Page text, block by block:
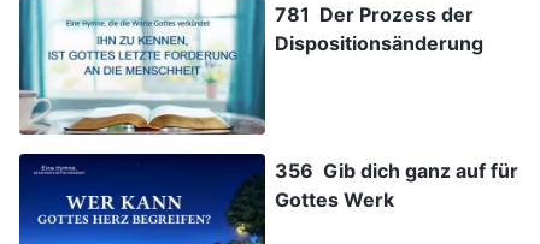
781 Der Prozess der
Dispositionsänderung
356 Gib dich ganz auf für
Gottes Werk